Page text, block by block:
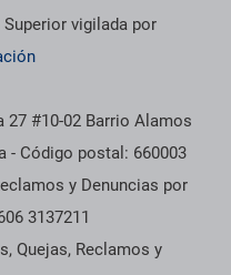
vigilada por
27 #10-02 Barrio Alamos
- Código postal: 660003
y Denuncias por
3137211
Quejas, Reclamos y